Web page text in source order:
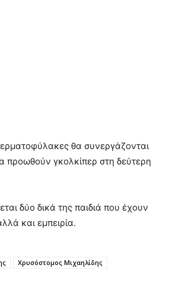
θα συνεργάζονται
προωθούν γκολκίπερ στη δεύτερη
δύο δικά της παιδιά που έχουν
και εμπειρία.
Χρυσόστομος Μιχαηλίδης